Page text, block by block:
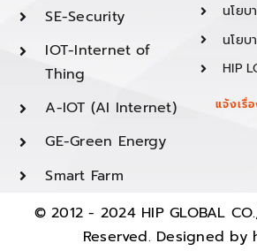
SE-Security
IOT-Internet of
Thing
A-IOT (AI Internet)
GE-Green Energy
Smart Farm
นโยบ
นโยบ
HIP
แจ้งเรื่
© 2012 - 2024 HIP GLOBAL
Reserved. Designed by